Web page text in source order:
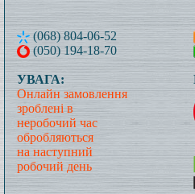
(068) 804-06-52
(050) 194-18-70
УВАГА:
Онлайн замовлення
зроблені в
неробочий час
обробляються
на наступний
робочий день